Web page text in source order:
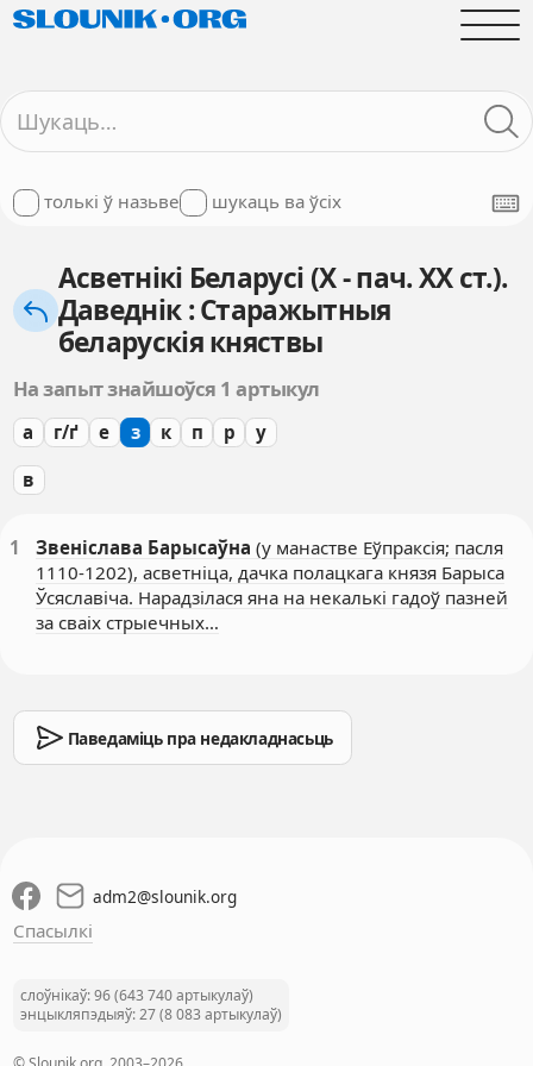
толькі ў назьве шукаць ва ўсіх
Асветнікі Беларусі (X - пач. XX ст.).
Даведнік : Старажытныя
беларускія княствы
На запыт знайшоўся 1 артыкул
а г/ґ е з к п р у
в
1 Звеніслава Барысаўна (у манастве Еўпраксія; пасля
1110-1202), асветніца, дачка полацкага князя Барыса
Ўсяславіча. Нарадзілася яна на некалькі гадоў пазней
за сваіх стрыечных…
Паведаміць пра недакладнасьць
adm2@slounik.org
Спасылкі
слоўнікаў: 96 (643 740 артыкулаў)
энцыкляпэдыяў: 27 (8 083 артыкулаў)